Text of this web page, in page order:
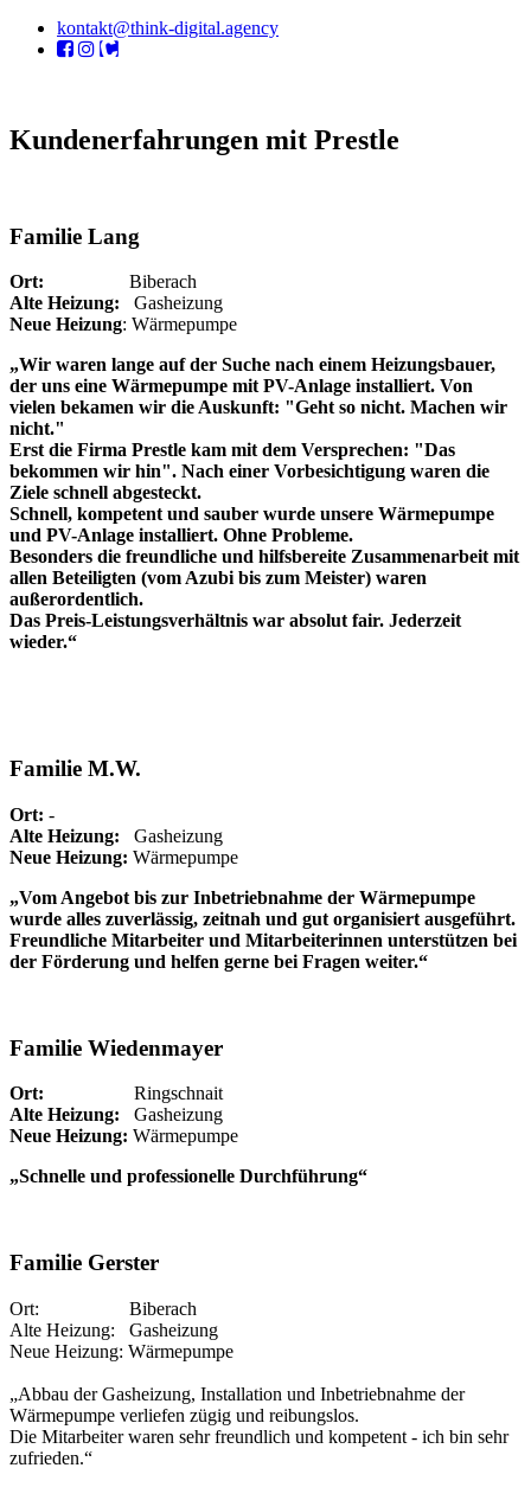
kontakt@think-digital.agency
Kundenerfahrungen mit Prestle
Familie Lang
Ort: Biberach
Alte Heizung: Gasheizung
Neue Heizung: Wärmepumpe
„Wir waren lange auf der Suche nach einem Heizungsbauer,
der uns eine Wärmepumpe mit PV-Anlage installiert. Von
vielen bekamen wir die Auskunft: "Geht so nicht. Machen wir
nicht."
Erst die Firma Prestle kam mit dem Versprechen: "Das
bekommen wir hin". Nach einer Vorbesichtigung waren die
Ziele schnell abgesteckt.
Schnell, kompetent und sauber wurde unsere Wärmepumpe
und PV-Anlage installiert. Ohne Probleme.
Besonders die freundliche und hilfsbereite Zusammenarbeit mit
allen Beteiligten (vom Azubi bis zum Meister) waren
außerordentlich.
Das Preis-Leistungsverhältnis war absolut fair. Jederzeit
wieder.“
Familie M.W.
Ort: -
Alte Heizung: Gasheizung
Neue Heizung: Wärmepumpe
„Vom Angebot bis zur Inbetriebnahme der Wärmepumpe
wurde alles zuverlässig, zeitnah und gut organisiert ausgeführt.
Freundliche Mitarbeiter und Mitarbeiterinnen unterstützen bei
der Förderung und helfen gerne bei Fragen weiter.“
Familie Wiedenmayer
Ort: Ringschnait
Alte Heizung: Gasheizung
Neue Heizung: Wärmepumpe
„Schnelle und professionelle Durchführung“
Familie Gerster
Ort: Biberach
Alte Heizung: Gasheizung
Neue Heizung: Wärmepumpe
„Abbau der Gasheizung, Installation und Inbetriebnahme der
Wärmepumpe verliefen zügig und reibungslos.
Die Mitarbeiter waren sehr freundlich und kompetent - ich bin sehr
zufrieden.“